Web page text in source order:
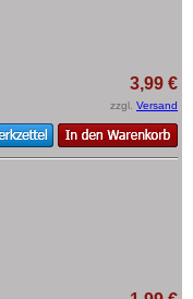
3,99 €
zzgl. Versand